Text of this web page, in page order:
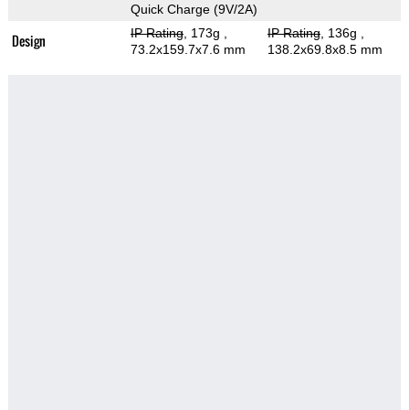
Quick Charge (9V/2A)
Design IP Rating, 173g
73.2x159.7x7.6 mm
IP Rating, 136g
138.2x69.8x8.5 mm